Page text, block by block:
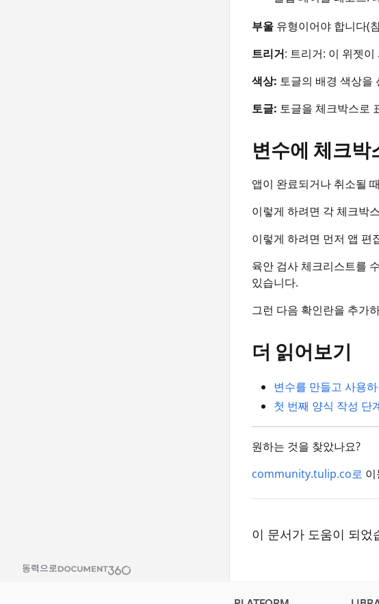
동력으로
부울 유형이어야 합니다(
트리거: 트리거: 이 위젯
색상: 토글의 배경 색상을
토글: 토글을 체크박스로
변수에 체크박
앱이 완료되거나 취소될
이렇게 하려면 각 체크박
이렇게 하려면 먼저 앱 편
육안 검사 체크리스트를
있습니다.
그런 다음 확인란을 추가
더 읽어보기
변수를 만들고 사용
첫 번째 양식 작성 단
원하는 것을 찾았나요?
community.tulip.co로
이 문서가 도움이 되었